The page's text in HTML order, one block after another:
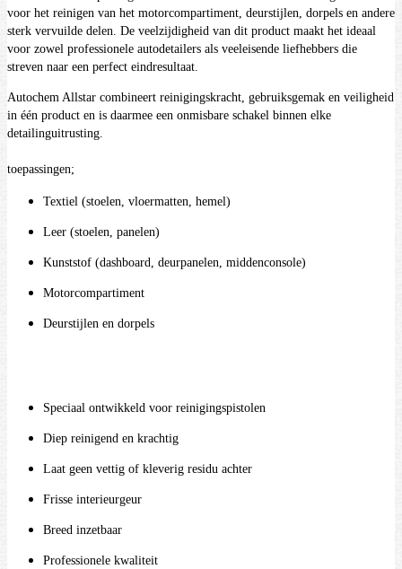
voor het reinigen van het motorcompartiment, deurstijlen, dorpels en andere
sterk vervuilde delen. De veelzijdigheid van dit product maakt het ideaal
voor zowel professionele autodetailers als veeleisende liefhebbers die
streven naar een perfect eindresultaat.
Autochem Allstar combineert reinigingskracht, gebruiksgemak en veiligheid
in één product en is daarmee een onmisbare schakel binnen elke
detailinguitrusting.
toepassingen;
Textiel (stoelen, vloermatten, hemel)
Leer (stoelen, panelen)
Kunststof (dashboard, deurpanelen, middenconsole)
Motorcompartiment
Deurstijlen en dorpels
Speciaal ontwikkeld voor reinigingspistolen
Diep reinigend en krachtig
Laat geen vettig of kleverig residu achter
Frisse interieurgeur
Breed inzetbaar
Professionele kwaliteit